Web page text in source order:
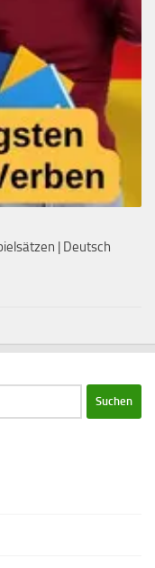
| Deutsch